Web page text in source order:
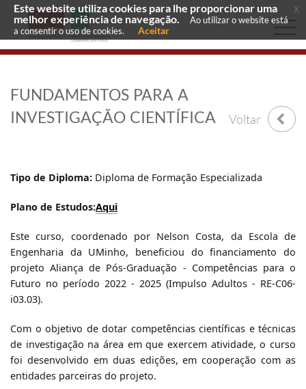
FUNDAMENTOS PARA A
INVESTIGAÇÃO CIENTÍFICA
Voltar
Tipo de Diploma: Diploma de Formação Especializada
Plano de Estudos:Aqui
Este curso, coordenado por Nelson Costa, da Escola de
Engenharia da UMinho, beneficiou do financiamento do
projeto Aliança de Pós-Graduação - Competências para o
Futuro no período 2022 - 2025 (Impulso Adultos - RE-C06-
i03.03).
Com o objetivo de dotar competências científicas e técnicas
de investigação na área em que exercem atividade, o curso
foi desenvolvido em duas edições, em cooperação com as
entidades parceiras do projeto.
Este website utiliza cookies para lhe proporcionar uma
melhor experiência de navegação.
Ao utilizar o website está
a consentir o uso de cookies.
Aceitar
x